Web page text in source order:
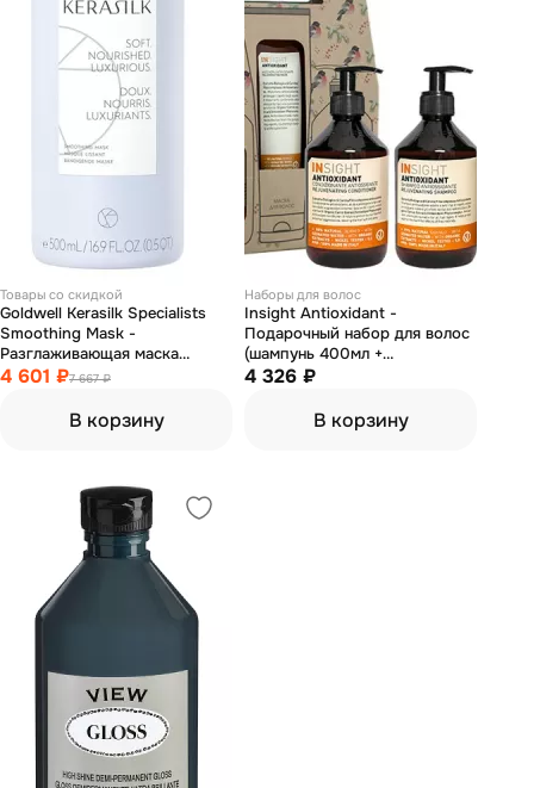
Товары со скидкой
Goldwell Kerasilk Specialists
Smoothing Mask -
Разглаживающая маска
против завитков 500 мл
4 601 ₽7 667 ₽
В корзину
Наборы для волос
Insight Antioxidant -
Подарочный набор для волос
(шампунь 400мл +
кондиционер 400мл + маска
4 326 ₽
В корзину